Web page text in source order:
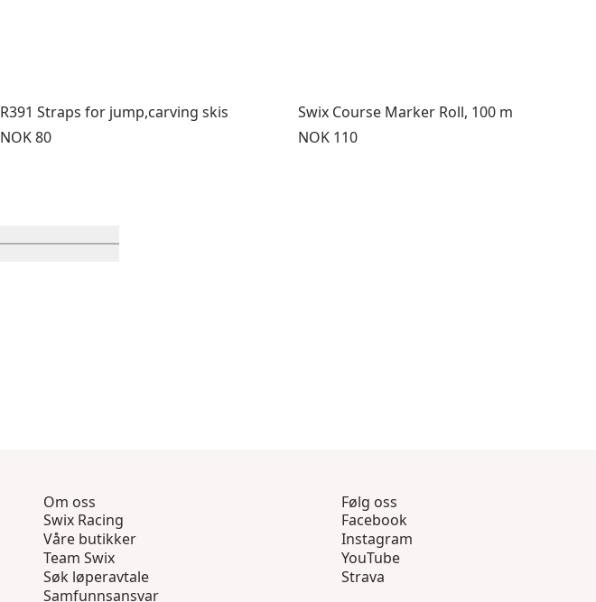
R391 Straps for jump,carving skis
Pris:
NOK 80
Swix Course Marker Roll, 100 m
Pris:
NOK 110
Om oss
Swix Racing
Våre butikker
Team Swix
Søk løperavtale
Samfunnsansvar
Følg oss
Facebook
Instagram
YouTube
Strava